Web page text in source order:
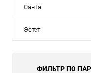
СанТа
Эстет
ФИЛЬТР ПО